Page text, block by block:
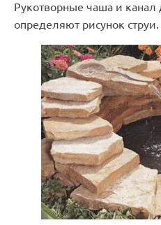
Рукотворные чаша и канал
определяют рисунок струи.